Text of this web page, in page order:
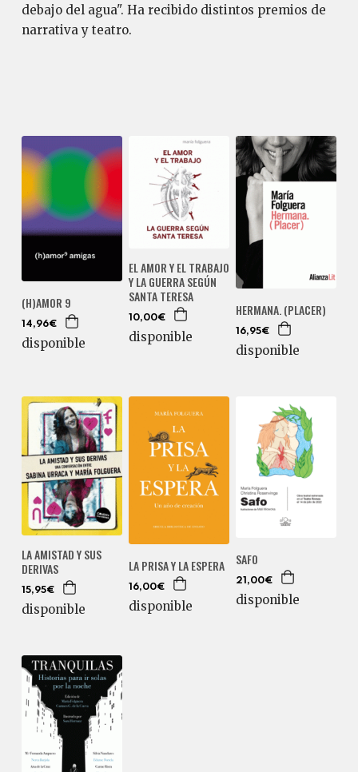
debajo del agua". Ha recibido distintos premios de
narrativa y teatro.
(H)AMOR 9
14,96€
disponible
EL AMOR Y EL TRABAJO
Y LA GUERRA SEGÚN
SANTA TERESA
10,00€
disponible
HERMANA. (PLACER)
16,95€
disponible
LA AMISTAD Y SUS
DERIVAS
15,95€
disponible
LA PRISA Y LA ESPERA
16,00€
disponible
SAFO
21,00€
disponible